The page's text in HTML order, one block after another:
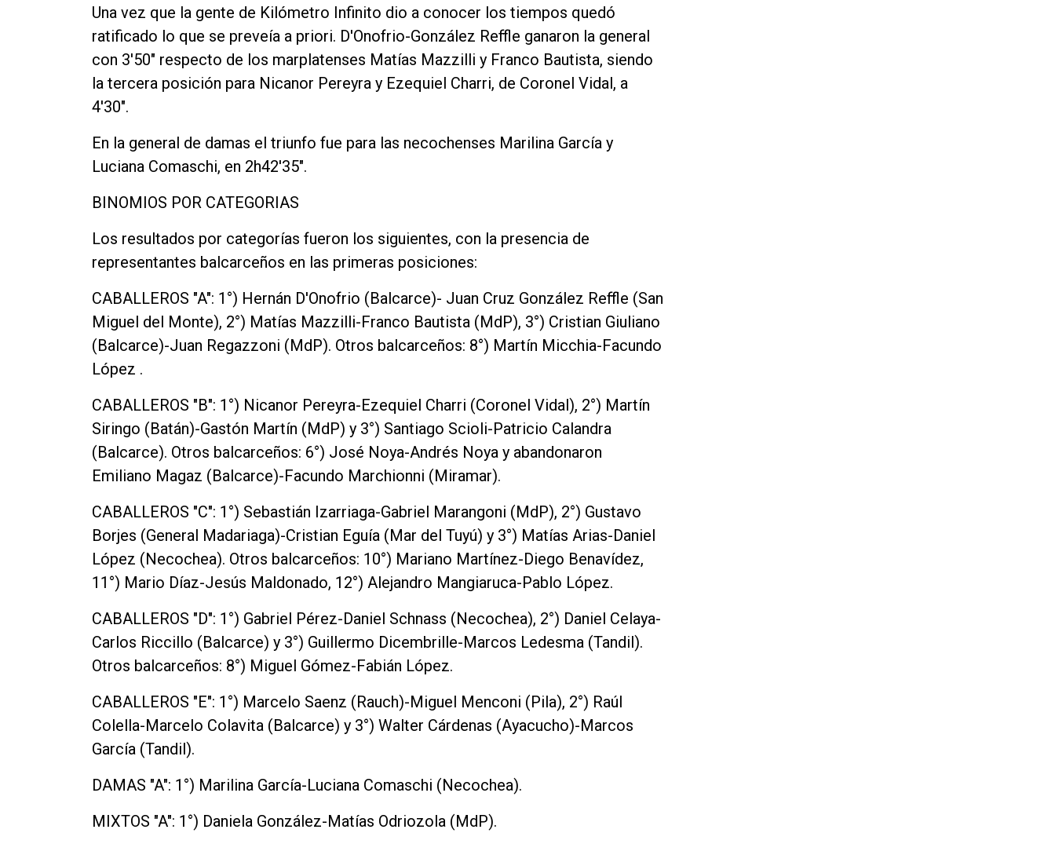
Una vez que la gente de Kilómetro Infinito dio a conocer los tiempos quedó
ratificado lo que se preveía a priori. D'Onofrio-González Reffle ganaron la general
con 3'50" respecto de los marplatenses Matías Mazzilli y Franco Bautista, siendo
la tercera posición para Nicanor Pereyra y Ezequiel Charri, de Coronel Vidal, a
4'30".
En la general de damas el triunfo fue para las necochenses Marilina García y
Luciana Comaschi, en 2h42'35".
BINOMIOS POR CATEGORIAS
Los resultados por categorías fueron los siguientes, con la presencia de
representantes balcarceños en las primeras posiciones:
CABALLEROS "A": 1°) Hernán D'Onofrio (Balcarce)- Juan Cruz González Reffle (San
Miguel del Monte), 2°) Matías Mazzilli-Franco Bautista (MdP), 3°) Cristian Giuliano
(Balcarce)-Juan Regazzoni (MdP). Otros balcarceños: 8°) Martín Micchia-Facundo
López .
CABALLEROS "B": 1°) Nicanor Pereyra-Ezequiel Charri (Coronel Vidal), 2°) Martín
Siringo (Batán)-Gastón Martín (MdP) y 3°) Santiago Scioli-Patricio Calandra
(Balcarce). Otros balcarceños: 6°) José Noya-Andrés Noya y abandonaron
Emiliano Magaz (Balcarce)-Facundo Marchionni (Miramar).
CABALLEROS "C": 1°) Sebastián Izarriaga-Gabriel Marangoni (MdP), 2°) Gustavo
Borjes (General Madariaga)-Cristian Eguía (Mar del Tuyú) y 3°) Matías Arias-Daniel
López (Necochea). Otros balcarceños: 10°) Mariano Martínez-Diego Benavídez,
11°) Mario Díaz-Jesús Maldonado, 12°) Alejandro Mangiaruca-Pablo López.
CABALLEROS "D": 1°) Gabriel Pérez-Daniel Schnass (Necochea), 2°) Daniel Celaya-
Carlos Riccillo (Balcarce) y 3°) Guillermo Dicembrille-Marcos Ledesma (Tandil).
Otros balcarceños: 8°) Miguel Gómez-Fabián López.
CABALLEROS "E": 1°) Marcelo Saenz (Rauch)-Miguel Menconi (Pila), 2°) Raúl
Colella-Marcelo Colavita (Balcarce) y 3°) Walter Cárdenas (Ayacucho)-Marcos
García (Tandil).
DAMAS "A": 1°) Marilina García-Luciana Comaschi (Necochea).
MIXTOS "A": 1°) Daniela González-Matías Odriozola (MdP).